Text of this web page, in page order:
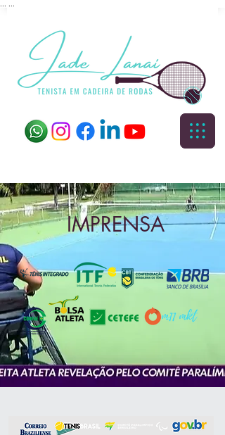
IMPRENSA